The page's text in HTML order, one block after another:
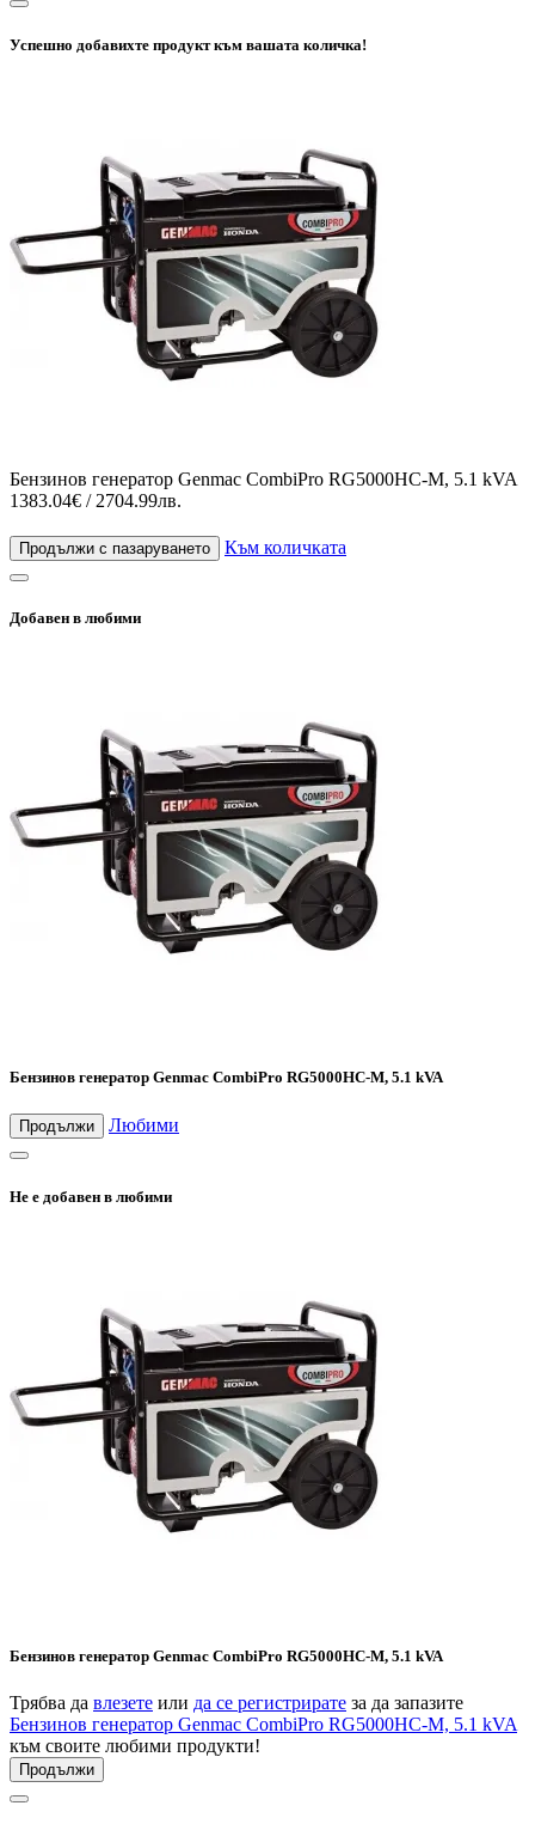
Успешно добавихте продукт към вашата количка!
Бензинов генератор Genmac CombiPro RG5000HC-M, 5.1 kVA
1383.04€ / 2704.99лв.
Продължи с пазаруването Към количката
Добавен в любими
Бензинов генератор Genmac CombiPro RG5000HC-M, 5.1 kVA
Продължи Любими
Не е добавен в любими
Бензинов генератор Genmac CombiPro RG5000HC-M, 5.1 kVA
Трябва да влезете или да се регистрирате за да запазите
Бензинов генератор Genmac CombiPro RG5000HC-M, 5.1 kVA
към своите любими продукти!
Продължи